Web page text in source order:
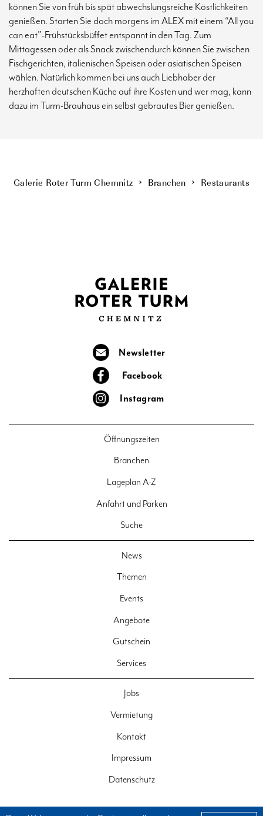
können Sie von früh bis spät abwechslungsreiche Köstlichkeiten
genießen. Starten Sie doch morgens im ALEX mit einem “All you
can eat”-Frühstücksbüffet entspannt in den Tag. Zum
Mittagessen oder als Snack zwischendurch können Sie zwischen
Fischgerichten, italienischen Speisen oder asiatischen Speisen
wählen. Natürlich kommen bei uns auch Liebhaber der
herzhaften deutschen Küche auf ihre Kosten und wer mag, kann
dazu im Turm-Brauhaus ein selbst gebrautes Bier genießen.
Galerie Roter Turm Chemnitz Branchen Restaurants
Newsletter
Facebook
Instagram
Öffnungszeiten
Branchen
Lageplan A-Z
Anfahrt und Parken
Suche
News
Themen
Events
Angebote
Gutschein
Services
Jobs
Vermietung
Kontakt
Impressum
Datenschutz